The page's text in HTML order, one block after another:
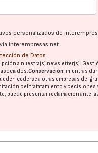
personalizados de
interempresas.net
de Datos
a nuestra(s) newsletter(s).
asociados.Conservación: mientras
cederse a otras empresas del
del tratatamiento y decisiones
puede presentar reclamación ante la